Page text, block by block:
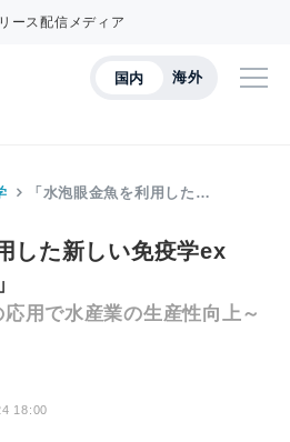
ース配信メディア
国内 海外
「水泡眼金魚を利用した…
した新しい免疫学ex
用で水産業の生産性向上～
18:00